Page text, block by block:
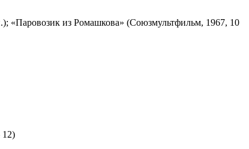
из Ромашкова» (Союзмультфильм, 1967, 10
12)